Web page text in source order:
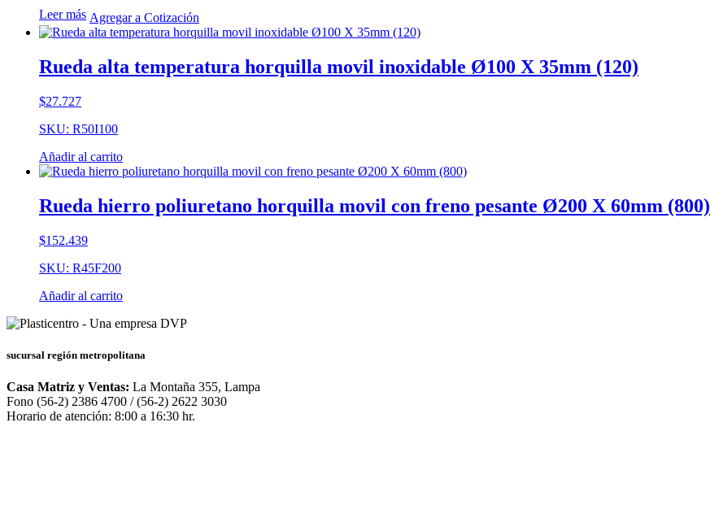
Leer más Agregar a Cotización
Rueda alta temperatura horquilla movil inoxidable Ø100 X 35mm (120)
$27.727
SKU: R50I100
Añadir al carrito
Rueda hierro poliuretano horquilla movil con freno pesante Ø200 X 60mm (800)
$152.439
SKU: R45F200
Añadir al carrito
sucursal región metropolitana
Casa Matriz y Ventas: La Montaña 355, Lampa
Fono (56-2) 2386 4700 / (56-2) 2622 3030
Horario de atención: 8:00 a 16:30 hr.